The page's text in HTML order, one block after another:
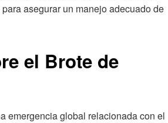
asegurar un manejo adecuado de
el Brote de
emergencia global relacionada con el